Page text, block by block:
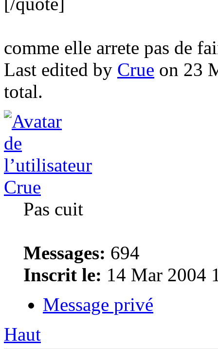
comme elle arrete pas de
Last edited by Crue on 23
total.
Crue
Pas cuit
Messages: 694
Inscrit le: 14 Mar 2004
Message privé
Haut